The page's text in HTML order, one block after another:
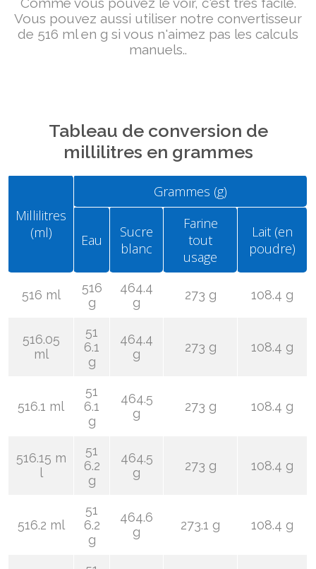
Vous pouvez aussi utiliser notre convertisseur
de 516 ml en g si vous n'aimez pas les calculs
manuels..
Tableau de conversion de
millilitres en grammes
Millilitres
(ml)
Grammes (g)
Eau
Sucre
blanc
Farine
tout
usage
Lait (en
poudre)
516 ml
516
g
464.4
g
273 g 108.4 g
516.05
ml
51
6.1
g
464.4
g
273 g 108.4 g
516.1 ml
51
6.1
g
464.5
g
273 g 108.4 g
516.15 m
l
51
6.2
g
464.5
g
273 g 108.4 g
516.2 ml
51
6.2
g
464.6
g
273.1 g 108.4 g